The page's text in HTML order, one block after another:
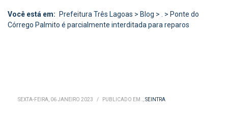
Você está em: Prefeitura Três Lagoas > Blog > . > Ponte do
Córrego Palmito é parcialmente interditada para reparos
SEXTA-FEIRA, 06 JANEIRO 2023 / PUBLICADO EM .,SEINTRA